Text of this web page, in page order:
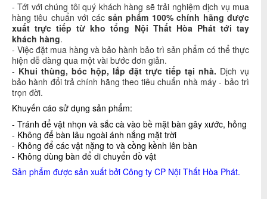
- Tới với chúng tôi quý khách hàng sẽ trải nghiệm dịch vụ mua
hàng tiêu chuẩn với các sản phẩm 100% chính hãng được
xuất trực tiếp từ kho tổng Nội Thất Hòa Phát tới tay
khách hàng.
- Việc đặt mua hàng và bảo hành bảo trì sản phẩm có thể thực
hiện dễ dàng qua một vài bước đơn giản.
- Khui thùng, bóc hộp, lắp đặt trực tiếp tại nhà. Dịch vụ
bảo hành đổi trả chính hãng theo tiêu chuẩn nhà máy - bảo trì
trọn đời.
Khuyến cáo sử dụng sản phẩm:
- Tránh để vật nhọn và sắc cà vào bề mặt bàn gây xước, hỏng
- Không để bàn lâu ngoài ánh nắng mặt trời
- Không để các vật nặng to và cồng kềnh lên bàn
- Không dùng bàn để di chuyển đồ vật
Sản phẩm được sản xuất bởi Công ty CP Nội Thất Hòa Phát.